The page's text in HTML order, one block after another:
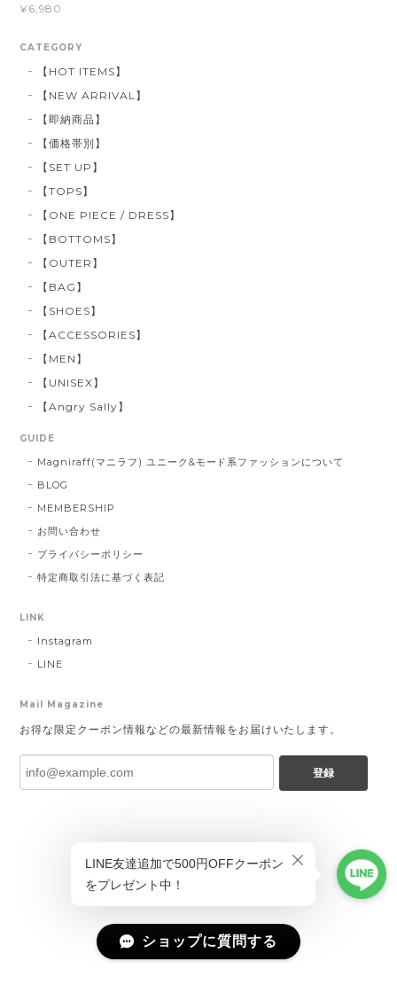
¥6,980
CATEGORY
【HOT ITEMS】
【NEW ARRIVAL】
【即納商品】
【価格帯別】
【SET UP】
【TOPS】
【ONE PIECE / DRESS】
【BOTTOMS】
【OUTER】
【BAG】
【SHOES】
【ACCESSORIES】
【MEN】
【UNISEX】
【Angry Sally】
GUIDE
Magniraff(マニラフ) ユニーク&モード系ファッションについて
BLOG
MEMBERSHIP
お問い合わせ
プライバシーポリシー
特定商取引法に基づく表記
LINK
Instagram
LINE
Mail Magazine
お得な限定クーポン情報などの最新情報をお届けいたします。
登録
ショップに質問する